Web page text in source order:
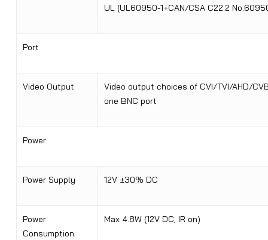
UL (UL60950-1+CAN/CSA C22.2
Port
Video Output
Video output choices of CVI/TVI/AHD/
one BNC port
Power
Power Supply 12V ±30% DC
Power
Consumption
Max 4.8W (12V DC, IR on)